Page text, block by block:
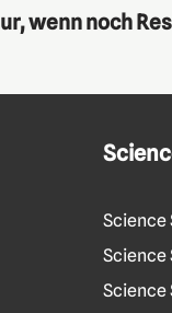
wenn noch
Science
Science
Science